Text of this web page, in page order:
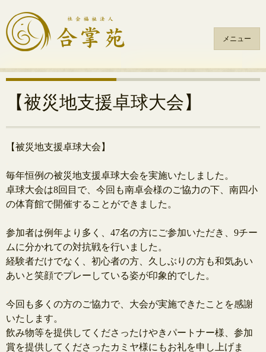
メニュー
コ
ン
ス
ッ
プ
【被災地支援卓球大会】
【被災地支援卓球大会】
毎年恒例の被災地支援卓球大会を実施いたしました。
卓球大会は8回目で、今回も南卓会様のご協力の下、 南四小
の体育館で開催することができました。
参加者は例年より多く、47名の方にご参加いただき、 9チー
ムに分かれての対抗戦を行いました。
経験者だけでなく、初心者の方、 久しぶりの方も和気あい
あいと笑顔でプレーしている姿が印象的でした。
今回も多くの方のご協力で、 大会が実施できたことを感謝
いたします。
飲み物等を提供してくださったけやきパートナー様、 参加
賞を提供してくださったカミヤ様にもお礼を申し上げま